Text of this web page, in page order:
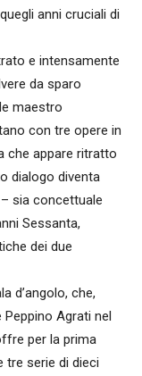
anni cruciali di
e intensamente
da sparo
maestro
con tre opere in
che appare ritratto
dialogo diventa
sia concettuale
Sessanta,
dei due
d’angolo, che,
Peppino Agrati nel
per la prima
tre serie di dieci